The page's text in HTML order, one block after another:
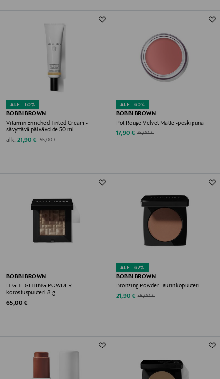
ALE –60%
BOBBI BROWN
Vitamin Enriched Tinted Cream -
sävyttävä päivävoide 50 ml
alk. Discounted Price
21,90 € Original Price
55,00 €
ALE –60%
BOBBI BROWN
Pot Rouge Velvet Matte -poskipuna
Discounted Price
17,90 € Original Price
45,00 €
BOBBI BROWN
HIGHLIGHTING POWDER -
korostuspuuteri 8 g
Original Price
65,00 €
ALE –62%
BOBBI BROWN
Bronzing Powder -aurinkopuuteri
Discounted Price
21,90 € Original Price
58,00 €